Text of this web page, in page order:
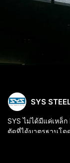
SYS
SYS ไม่ได้มีแค่เหล็
ตัดที่ได้มาตรฐานโด
ของอาคารทุกประ